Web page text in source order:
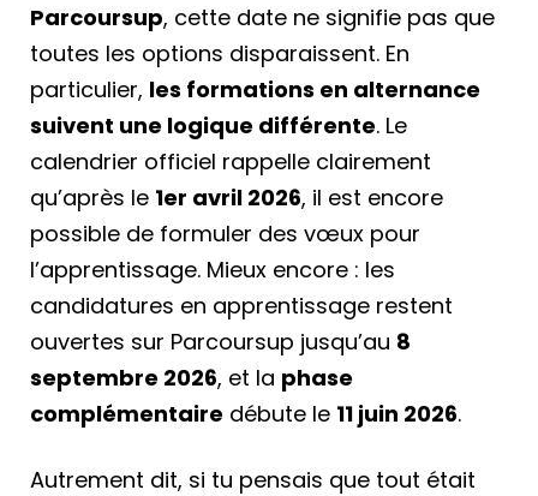
Parcoursup, cette date ne signifie pas que
toutes les options disparaissent. En
particulier, les formations en alternance
suivent une logique différente. Le
calendrier officiel rappelle clairement
qu’après le 1er avril 2026, il est encore
possible de formuler des vœux pour
l’apprentissage. Mieux encore : les
candidatures en apprentissage restent
ouvertes sur Parcoursup jusqu’au 8
septembre 2026, et la phase
complémentaire débute le 11 juin 2026.
Autrement dit, si tu pensais que tout était